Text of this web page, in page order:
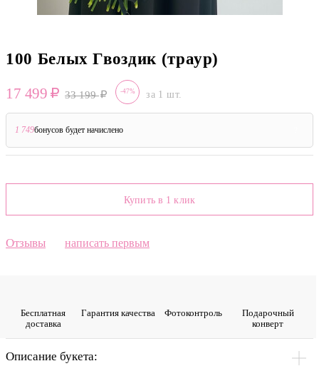
100 Белых Гвоздик (траур)
17 499 33 199 -47% за 1 шт.
1 749бонусов будет начислено
Купить в 1 клик
Отзывы написать первым
Бесплатная
доставка
Гарантия качества Фото­контроль
Подарочный
конверт
Описание букета: